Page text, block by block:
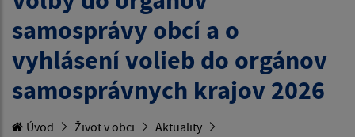
samosprávy obcí a o
vyhlásení volieb do orgánov
samosprávnych krajov 2026
Úvod Život v obci
Aktuality